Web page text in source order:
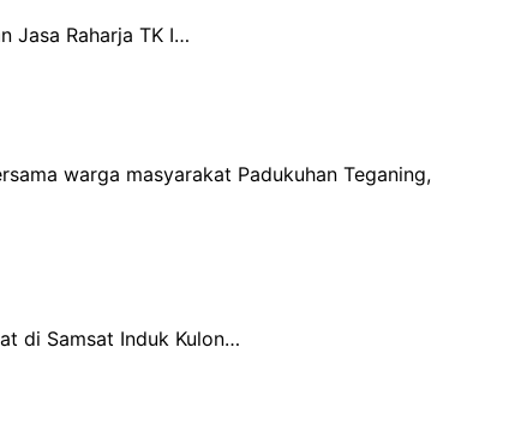
Jasa Raharja TK I…
warga masyarakat Padukuhan Teganing,
di Samsat Induk Kulon…